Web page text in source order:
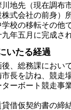
地先（現在調
式会社の前身）
校の移転その他
年五月に完成さ
いたる経過
、総務課におい
長を訪ね、競走
ーボート競走事
借仮契約書の締